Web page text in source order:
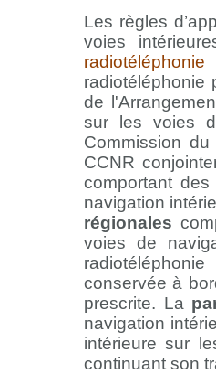
Les règles
voies
radiotéléphonie
de
sur les voies
Commission
CCNR
comportant
navigation
régionales
voies de
conservée à
prescrite. La
navigation
intérieure sur
continuant son